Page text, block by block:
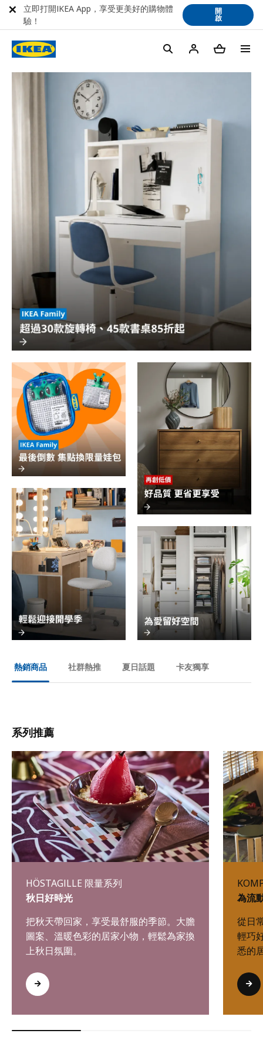
熱銷商品 社群熱推 夏日話題 卡友獨享
系列推薦
HÖSTAGILLE 限量系列
秋日好時光
把秋天帶回家，享受最舒服的季節。大膽
圖案、溫暖色彩的居家小物，輕鬆為家換
上秋日氛圍。
為流
從日
輕巧
悉的
立即打開IKEA App，享受更美好的購物體
驗！
開
啟